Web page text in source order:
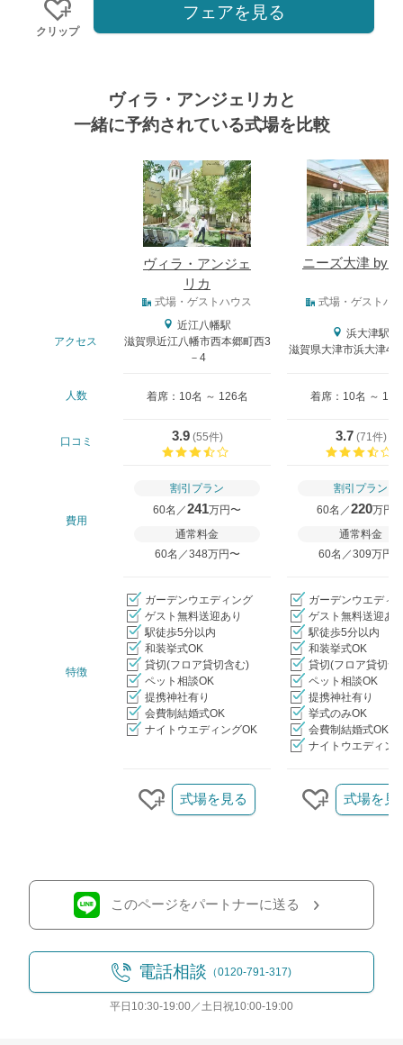
クリップ
フェアを見る
ヴィラ・アンジェリカと
一緒に予約されている式場を比較
ヴィラ・アンジェ
リカ
ニーズ大津 by
式場・ゲストハウス 式場・ゲストハ
アクセス
近江八幡駅
滋賀県近江八幡市西本郷町西3
－4
浜大津駅
滋賀県大津市浜大津4
人数 着席：10名 ～ 126名 着席：10名 ～ 120
口コミ 3.9(55件)
3.7(71件)
費用
割引プラン
60名／241万円〜
通常料金
60名／348万円〜
割引プラン
60名／220万円
通常料金
60名／309万円〜
特徴
ガーデンウエディング
ゲスト無料送迎あり
駅徒歩5分以内
和装挙式OK
貸切(フロア貸切含む)
ペット相談OK
提携神社有り
会費制結婚式OK
ナイトウエディングOK
ガーデンウエディ
ゲスト無料送迎あ
駅徒歩5分以内
和装挙式OK
貸切(フロア貸切含
ペット相談OK
提携神社有り
挙式のみOK
会費制結婚式OK
ナイトウエディン
クリップする
式場を見る
クリップす
式場を見
このページをパートナーに送る
電話相談 （0120-791-317)
平日10:30-19:00／土日祝10:00-19:00